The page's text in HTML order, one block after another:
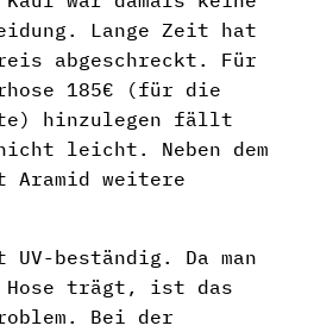
Lange Zeit hat
abgeschreckt. Für
185€ (für die
hinzulegen fällt
leicht. Neben dem
Aramid weitere
beständig. Da man
Hose trägt, ist das
Bei der